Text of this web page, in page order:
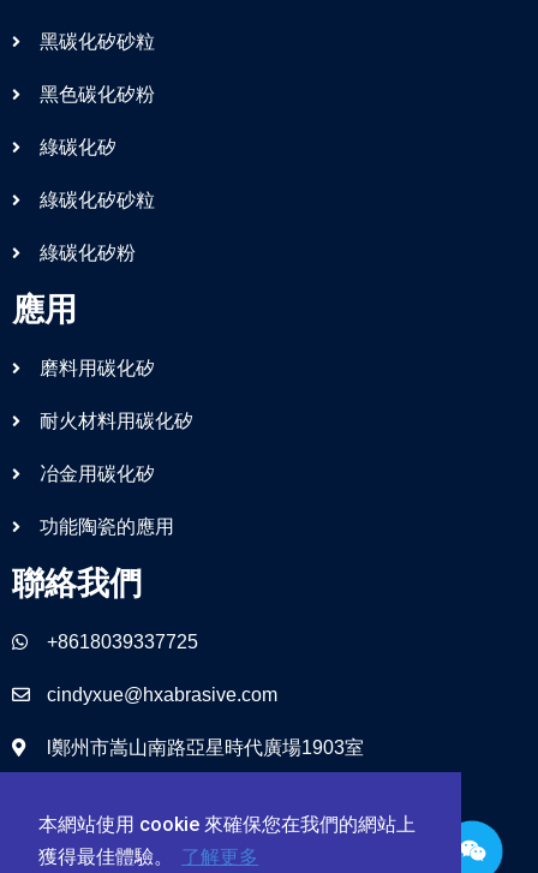
本網站使用 cookie 來確保您在我們的網站上
獲得最佳體驗。
了解更多
黑碳化矽砂粒
黑色碳化矽粉
綠碳化矽
綠碳化矽砂粒
綠碳化矽粉
應用
磨料用碳化矽
耐火材料用碳化矽
冶金用碳化矽
功能陶瓷的應用
聯絡我們
+8618039337725
cindyxue@hxabrasive.com
l鄭州市嵩山南路亞星時代廣場1903室